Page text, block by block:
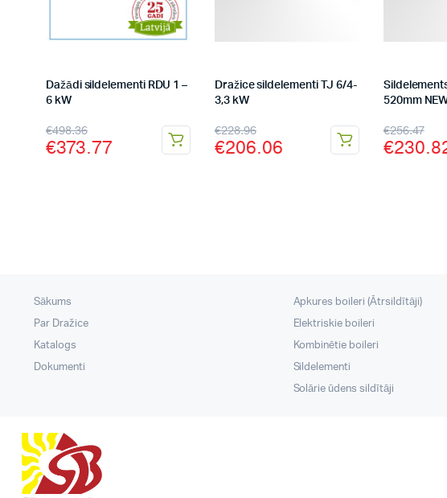
Dažādi sildelementi RDU 1 –
6 kW
€498.36
€373.77
Dražice sildelementi TJ 6/4-
3,3 kW
€228.96
€206.06
520mm
€256.47
€
Sākums
Par Dražice
Katalogs
Dokumenti
Apkures boileri (Ātrsildītāji)
Elektriskie boileri
Kombinētie boileri
Sildelementi
Solārie ūdens sildītāji